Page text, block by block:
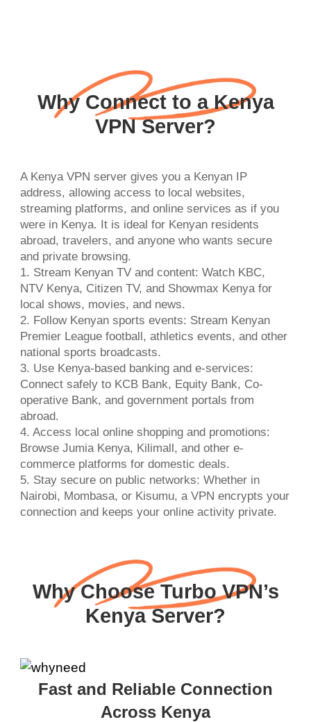
Why Connect to a Kenya
VPN Server?
A Kenya VPN server gives you a Kenyan IP
address, allowing access to local websites,
streaming platforms, and online services as if you
were in Kenya. It is ideal for Kenyan residents
abroad, travelers, and anyone who wants secure
and private browsing.
1. Stream Kenyan TV and content: Watch KBC,
NTV Kenya, Citizen TV, and Showmax Kenya for
local shows, movies, and news.
2. Follow Kenyan sports events: Stream Kenyan
Premier League football, athletics events, and other
national sports broadcasts.
3. Use Kenya-based banking and e-services:
Connect safely to KCB Bank, Equity Bank, Co-
operative Bank, and government portals from
abroad.
4. Access local online shopping and promotions:
Browse Jumia Kenya, Kilimall, and other e-
commerce platforms for domestic deals.
5. Stay secure on public networks: Whether in
Nairobi, Mombasa, or Kisumu, a VPN encrypts your
connection and keeps your online activity private.
Why Choose Turbo VPN’s
Kenya Server?
Fast and Reliable Connection
Across Kenya